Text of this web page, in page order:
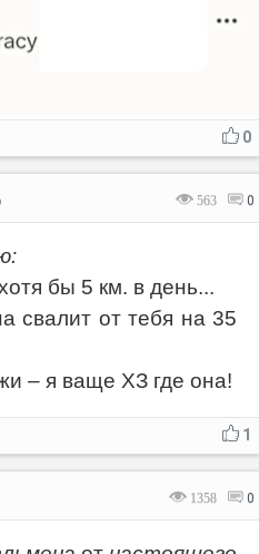
0
563 0
бы 5 км. в день...
свалит от тебя на 35
– я ваще ХЗ где она!
1
1358 0